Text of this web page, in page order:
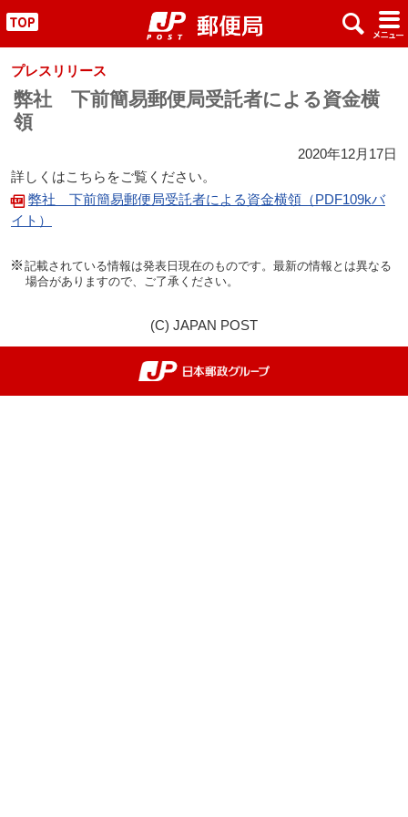
" x #
プレスリリース
弊社 下前簡易郵便局受託者による資金横
領
2020年12月17日
詳しくはこちらをご覧ください。
弊社 下前簡易郵便局受託者による資金横領（PDF109kバ
イト）
記載されている情報は発表日現在のものです。最新の情報とは異なる
場合がありますので、ご了承ください。
(C) JAPAN POST